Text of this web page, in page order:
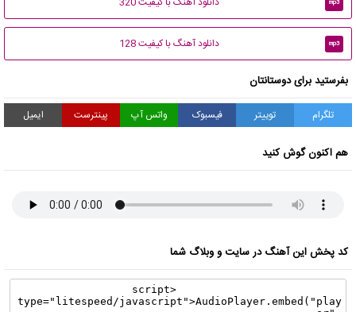
mp3
mp3 دانلود آهنگ با کیفیت 128
بفرستید برای دوستانتان
تلگرام توییتر فیسبوک واتس آپ پینترست ایمیل
هم اکنون گوش کنید
کد پخش این آهنگ در سایت و وبلاگ شما